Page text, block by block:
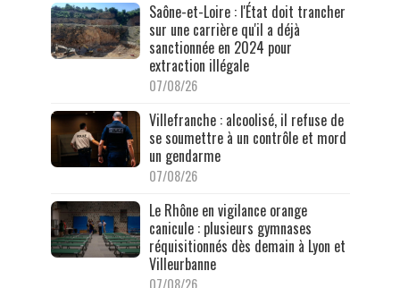
Saône-et-Loire : l'État doit trancher
sur une carrière qu'il a déjà
sanctionnée en 2024 pour
extraction illégale
07/08/26
Villefranche : alcoolisé, il refuse de
se soumettre à un contrôle et mord
un gendarme
07/08/26
Le Rhône en vigilance orange
canicule : plusieurs gymnases
réquisitionnés dès demain à Lyon et
Villeurbanne